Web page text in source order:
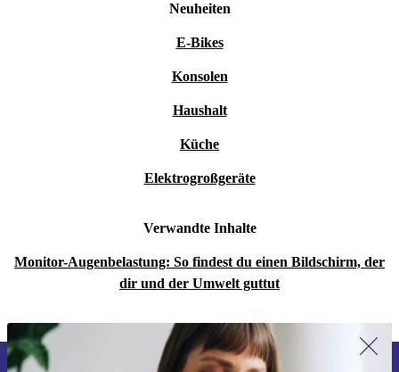
Neuheiten
E-Bikes
Konsolen
Haushalt
Küche
Elektrogroßgeräte
Verwandte Inhalte
Monitor-Augenbelastung: So findest du einen Bildschirm, der
dir und der Umwelt guttut